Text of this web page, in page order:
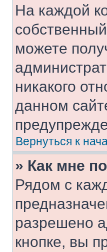
На каждой
можете
никакого
данном
Вернуться к
» Как мне
Рядом с
разрешено
кнопке, вы